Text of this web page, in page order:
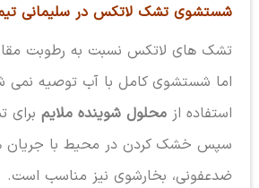
شستشوی تشک لاتکس در سلیمانی
تشک های لاتکس نسبت به رطوبت
اما شستشوی کامل با آب توصیه نمی
استفاده از محلول شوینده ملایمبرای
سپس خشک کردن در محیط با جریان
ضدعفونی، بخارشوی نیز مناسب است.